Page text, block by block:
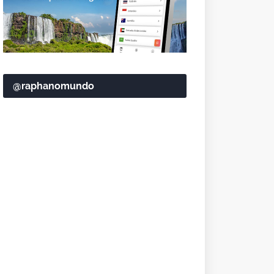
@raphanomundo